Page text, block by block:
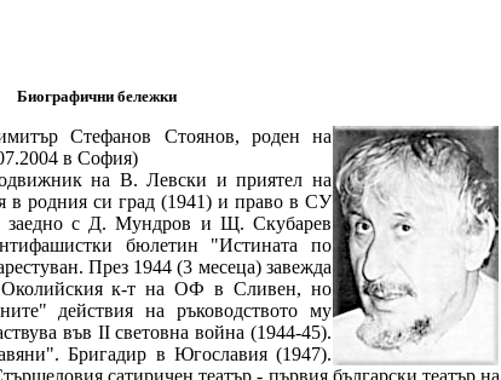
Биографични бележки
Стефанов Стоянов, роден на
в София)
на В. Левски и приятел на
в родния си град (1941) и право в СУ
заедно с Д. Мундров и Щ. Скубарев
бюлетин "Истината по
През 1944 (3 месеца) завежда
к-т на ОФ в Сливен, но
действия на ръководството му
във II световна война (1944-45).
Бригадир в Югославия (1947).
сатиричен театър - първия български театър на